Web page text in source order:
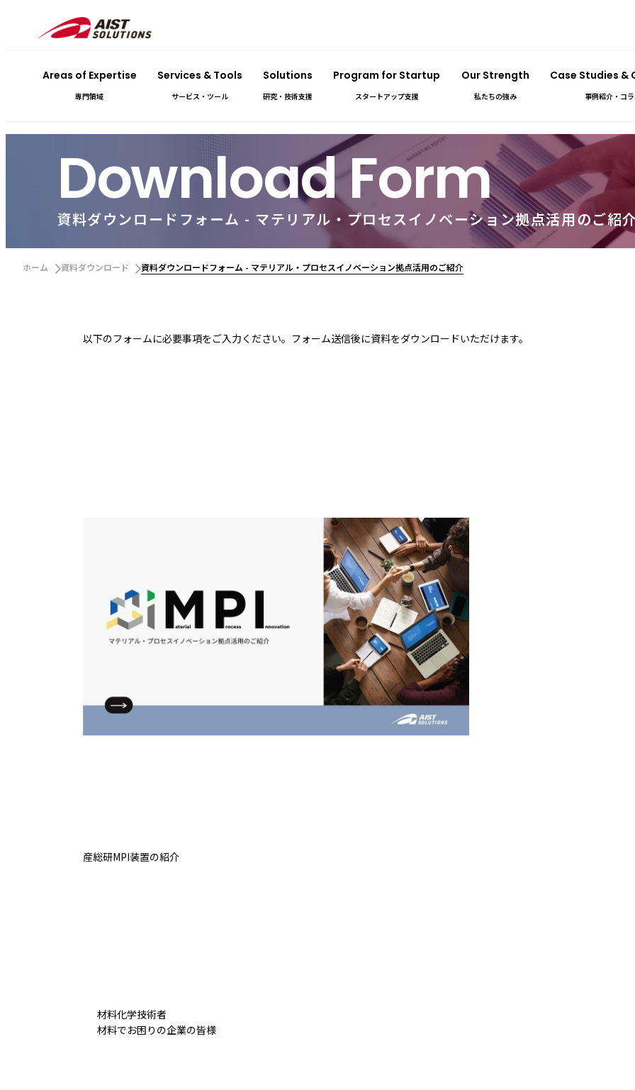
Areas of Expertise
専門領域
Services & Tools
サービス・ツール
Solutions
研究・技術支援
Program for Startup
スタートアップ支援
Our Strength
私たちの強み
Case Studies &
事例紹介・コ
Download Form
資料ダウンロードフォーム - マテリアル・プロセスイノベーション拠点活用のご紹
ホーム 資料ダウンロード 資料ダウンロードフォーム - マテリアル・プロセスイノベーション拠点活用のご紹介
以下のフォームに必要事項をご入力ください。フォーム送信後に資料をダウンロードいただけます。
産総研MPI装置の紹介
材料化学技術者
材料でお困りの企業の皆様